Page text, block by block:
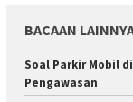
BACAAN
Soal Parkir Mobil
Pengawasan